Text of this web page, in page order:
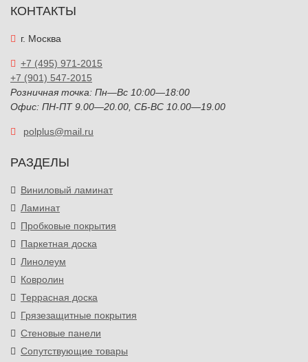
КОНТАКТЫ
г. Москва
+7 (495) 971-2015
+7 (901) 547-2015
Розничная точка: Пн—Вс 10:00—18:00
Офис: ПН-ПТ 9.00—20.00, СБ-ВС 10.00—19.00
polplus@mail.ru
РАЗДЕЛЫ
Виниловый ламинат
Ламинат
Пробковые покрытия
Паркетная доска
Линолеум
Ковролин
Террасная доска
Грязезащитные покрытия
Стеновые панели
Сопутствующие товары